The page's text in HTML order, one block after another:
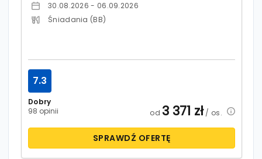
30.08.2026 - 06.09.2026
Śniadania (BB)
Dobry
98 opinii
7.3
od 3 371 zł/ os.
SPRAWDŹ OFERTĘ